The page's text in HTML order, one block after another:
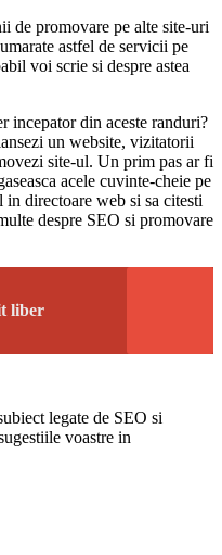
de promovare pe alte site-uri
astfel de servicii pe
voi scrie si despre astea
incepator din aceste randuri?
un website, vizitatorii
site-ul. Un prim pas ar fi
acele cuvinte-cheie pe
directoare web si sa citesti
despre SEO si promovare
liber
legate de SEO si
voastre in